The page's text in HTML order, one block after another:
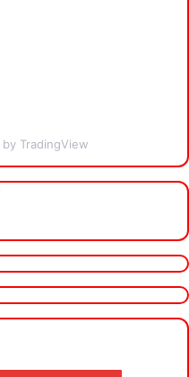
by TradingView